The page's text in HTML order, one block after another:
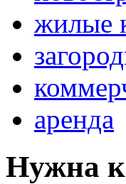
жилые
аренда
Нужна